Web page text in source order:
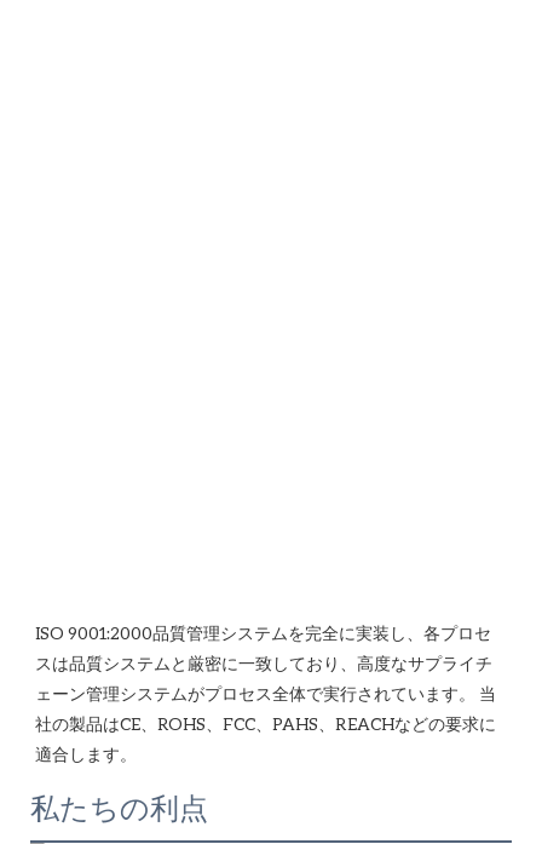
ISO 9001:2000品質管理システムを完全に実装し、各プロセ
スは品質システムと厳密に一致しており、高度なサプライチ
ェーン管理システムがプロセス全体で実行されています。 当
社の製品はCE、ROHS、FCC、PAHS、REACHなどの要求に
私たちの利点